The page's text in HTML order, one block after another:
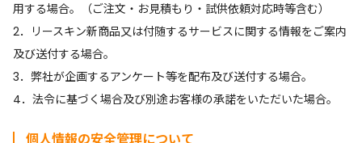
用する場合。（ご注文・お見積もり・試供依頼対応時等含む）
2．リースキン新商品又は付随するサービスに関する情報をご案内
及び送付する場合。
3．弊社が企画するアンケート等を配布及び送付する場合。
4．法令に基づく場合及び別途お客様の承諾をいただいた場合。